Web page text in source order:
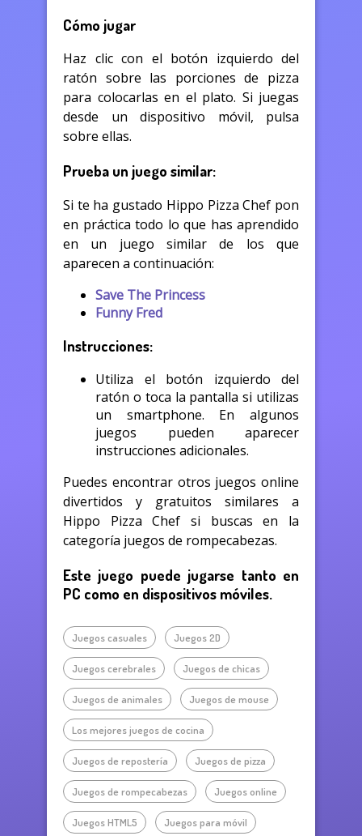
Cómo jugar
Haz clic con el botón izquierdo del
ratón sobre las porciones de pizza
para colocarlas en el plato. Si juegas
desde un dispositivo móvil, pulsa
sobre ellas.
Prueba un juego similar:
Si te ha gustado Hippo Pizza Chef pon
en práctica todo lo que has aprendido
en un juego similar de los que
aparecen a continuación:
Save The Princess
Funny Fred
Instrucciones:
Utiliza el botón izquierdo del
ratón o toca la pantalla si utilizas
un smartphone. En algunos
juegos pueden aparecer
instrucciones adicionales.
Puedes encontrar otros juegos online
divertidos y gratuitos similares a
Hippo Pizza Chef si buscas en la
categoría juegos de rompecabezas.
Este juego puede jugarse tanto en
PC como en dispositivos móviles.
Juegos casuales Juegos 2D
Juegos cerebrales Juegos de chicas
Juegos de animales Juegos de mouse
Los mejores juegos de cocina
Juegos de repostería Juegos de pizza
Juegos de rompecabezas Juegos online
Juegos HTML5 Juegos para móvil